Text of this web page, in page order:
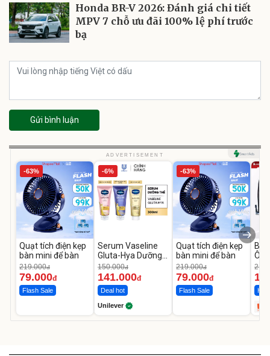
Honda BR-V 2026: Đánh giá chi tiết
MPV 7 chỗ ưu đãi 100% lệ phí trước
bạ
Gửi bình luận
ADVERTISEMENT
-63%
Quạt tích điện kẹp
bàn mini để bàn
219.000đ
79.000đ
Flash Sale
-6%
Serum Vaseline
Gluta-Hya Dưỡng
Da Sáng Mịn Sau 7
Ngày
150.000đ
141.000đ
Deal hot
Unilever
-63%
Quạt tích điện kẹp
bàn mini để bàn
219.000đ
79.000đ
Flash Sale
Ô
Hot